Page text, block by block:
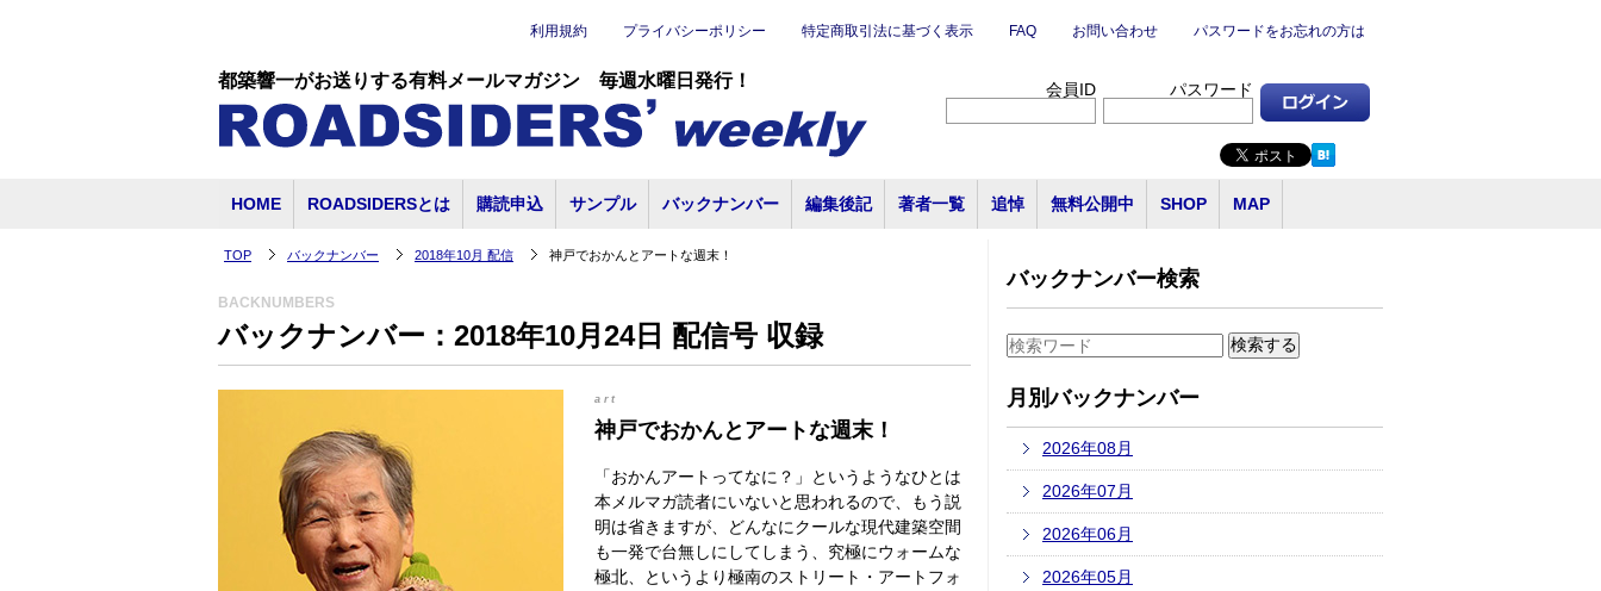
都築響一がお送りする有料メールマガジン 毎週水曜日発行！
利用規約 プライバシーポリシー 特定商取引法に基づく表示 FAQ お問い合わせ パスワードをお忘れの方は
会員ID パスワード
HOME ROADSIDERSとは 購読申込 サンプル バックナンバー 編集後記 著者一覧 追悼 無料公開中 SHOP MAP
TOP バックナンバー 2018年10月 配信 神戸でおかんとアートな週末！
BACKNUMBERS
バックナンバー：2018年10月24日 配信号 収録
art
神戸でおかんとアートな週末！
「おかんアートってなに？」というようなひとは
本メルマガ読者にいないと思われるので、もう説
明は省きますが、どんなにクールな現代建築空間
も一発で台無しにしてしまう、究極にウォームな
極北、というより極南のストリート・アートフォ
バックナンバー検索
月別バックナンバー
2026年08月
2026年07月
2026年06月
2026年05月